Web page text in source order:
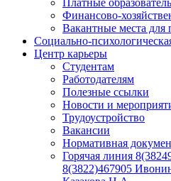
Платные
Финансово-
Вакантные места для
Социально-
Центр карьеры
Студентам
Работодателям
Полезные ссылки
Новости и
Трудоустройство
Вакансии
Нормативная
Горячая линия
8(3822)467905